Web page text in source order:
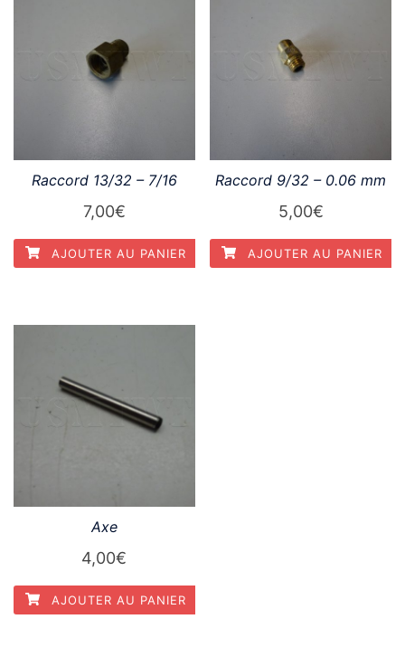
Raccord 13/32 – 7/16
7,00€
AJOUTER AU PANIER
Raccord 9/32 – 0.06 mm
5,00€
AJOUTER AU PANIER
Axe
4,00€
AJOUTER AU PANIER